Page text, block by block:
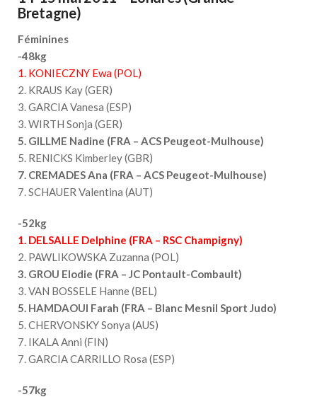
Bretagne)
Féminines
-48kg
1. KONIECZNY Ewa (POL)
2. KRAUS Kay (GER)
3. GARCIA Vanesa (ESP)
3. WIRTH Sonja (GER)
5. GILLME Nadine (FRA – ACS Peugeot-Mulhouse)
5. RENICKS Kimberley (GBR)
7. CREMADES Ana (FRA – ACS Peugeot-Mulhouse)
7. SCHAUER Valentina (AUT)
-52kg
1. DELSALLE Delphine (FRA – RSC Champigny)
2. PAWLIKOWSKA Zuzanna (POL)
3. GROU Elodie (FRA – JC Pontault-Combault)
3. VAN BOSSELE Hanne (BEL)
5. HAMDAOUI Farah (FRA – Blanc Mesnil Sport Judo)
5. CHERVONSKY Sonya (AUS)
7. IKALA Anni (FIN)
7. GARCIA CARRILLO Rosa (ESP)
-57kg